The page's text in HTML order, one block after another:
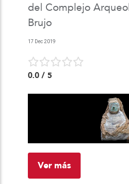
del Complejo
Brujo
17 Dec 2019
0.0/ 5
Ver más